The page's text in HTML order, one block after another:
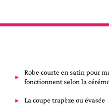
Robe courte en satin pour
fonctionnent selon la
La coupe trapèze ou évasée